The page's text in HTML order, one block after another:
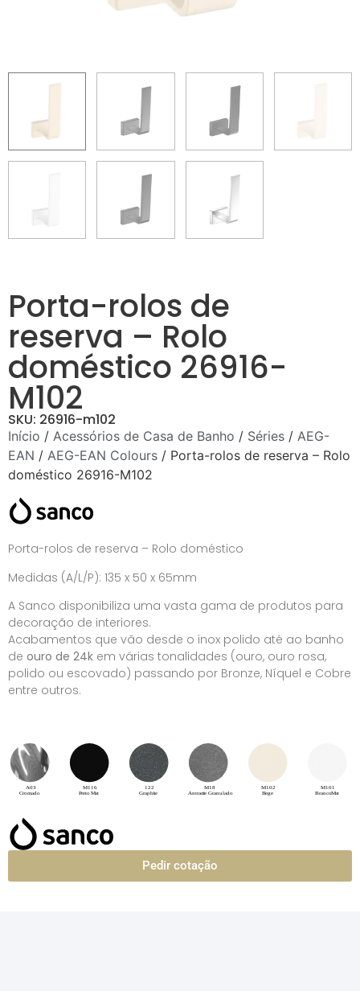
Porta-rolos de
reserva – Rolo
doméstico 26916-
M102
SKU: 26916-m102
Início / Acessórios de Casa de Banho / Séries / AEG-
EAN / AEG-EAN Colours / Porta-rolos de reserva – Rolo
doméstico 26916-M102
Porta-rolos de reserva – Rolo doméstico
Medidas (A/L/P): 135 x 50 x 65mm
A Sanco disponibiliza uma vasta gama de produtos para
decoração de interiores.
Acabamentos que vão desde o inox polido até ao banho
de ouro de 24k em várias tonalidades (ouro, ouro rosa,
polido ou escovado) passando por Bronze, Níquel e Cobre
entre outros.
Pedir cotação